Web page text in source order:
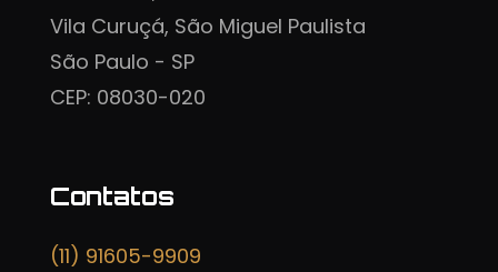
Vila Curuçá, São Miguel Paulista
São Paulo - SP
CEP: 08030-020
Contatos
(11) 91605-9909